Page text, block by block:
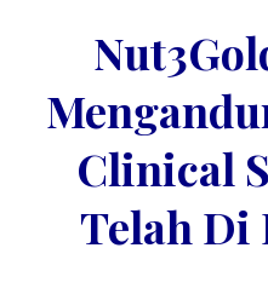
Clinical
Telah Di